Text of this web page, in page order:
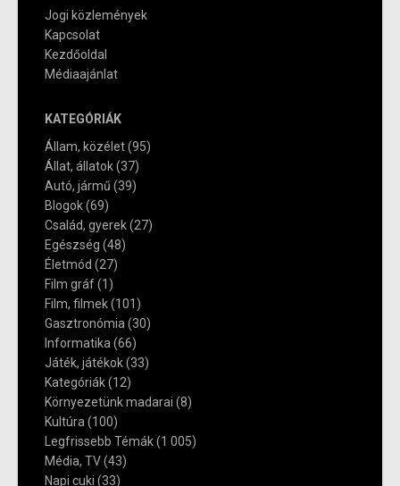
Jogi közlemények
Kapcsolat
Kezdőoldal
Médiaajánlat
KATEGÓRIÁK
Állam, közélet(95)
Állat, állatok(37)
Autó, jármű (39)
Blogok(69)
Család, gyerek(27)
Egészség (48)
Életmód (27)
Film gráf(1)
Film, filmek(101)
Gasztronómia (30)
Informatika (66)
Játék, játékok(33)
Kategóriák(12)
Környezetünk madarai (8)
Kultúra (100)
Legfrissebb Témák(1 005)
Média, TV(43)
Napi cuki (33)